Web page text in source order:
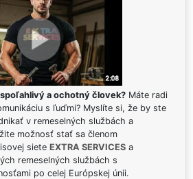
a ochotný človek? Máte radi
s ľuďmi? Myslíte si, že by ste
v remeselných službách a
možnosť stať sa členom
siete EXTRA SERVICES a
remeselných službách s
po celej Európskej únii.